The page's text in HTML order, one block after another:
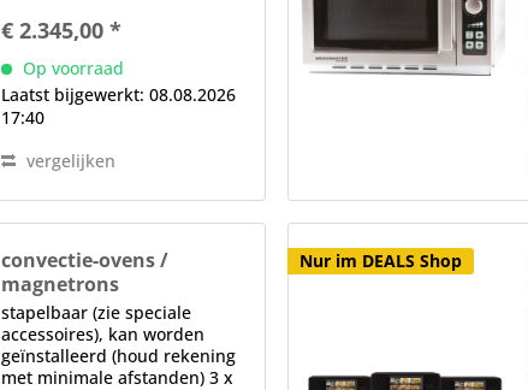
vermogensniveaus,
meervoudige sleutel,
resterende loopweergave,
reset functie na...
€ 2.345,00 *
Op voorraad
Laatst bijgewerkt: 08.08.2026
17:40
vergelijken
convectie-ovens /
magnetrons
XPRESS IQ 2 MRX523-400
High Speed
stapelbaar (zie speciale
accessoires), kan worden
geïnstalleerd (houd rekening
met minimale afstanden) 3 x
Nur im DEALS Shop